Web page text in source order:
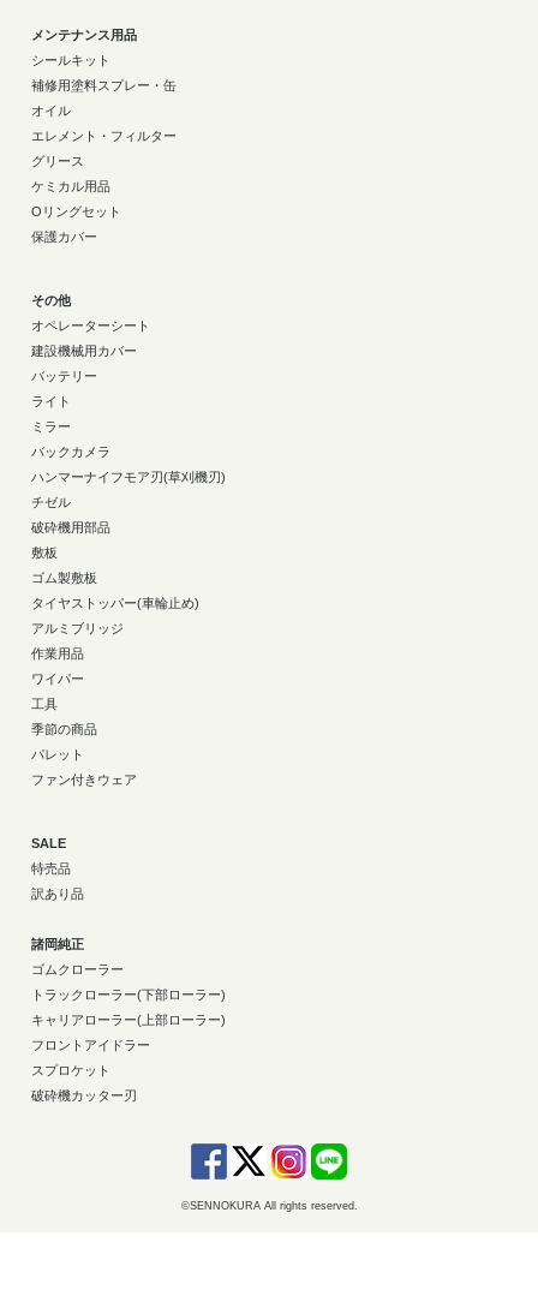
メンテナンス用品
シールキット
補修用塗料スプレー・缶
オイル
エレメント・フィルター
グリース
ケミカル用品
Oリングセット
保護カバー
その他
オペレーターシート
建設機械用カバー
バッテリー
ライト
ミラー
バックカメラ
ハンマーナイフモア刃(草刈機刃)
チゼル
破砕機用部品
敷板
ゴム製敷板
タイヤストッパー(車輪止め)
アルミブリッジ
作業用品
ワイパー
工具
季節の商品
パレット
ファン付きウェア
SALE
特売品
訳あり品
諸岡純正
ゴムクローラー
トラックローラー(下部ローラー)
キャリアローラー(上部ローラー)
フロントアイドラー
スプロケット
破砕機カッター刃
©SENNOKURA All rights reserved.